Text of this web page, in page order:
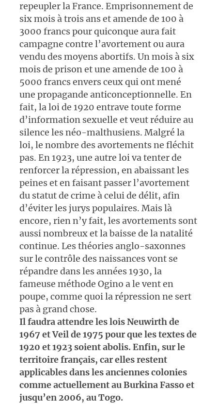
repeupler la France. Emprisonnement de
six mois à trois ans et amende de 100 à
3000 francs pour quiconque aura fait
campagne contre l’avortement ou aura
vendu des moyens abortifs. Un mois à six
mois de prison et une amende de 100 à
5000 francs envers ceux qui ont mené
une propagande anticonceptionnelle. En
fait, la loi de 1920 entrave toute forme
d’information sexuelle et veut réduire au
silence les néo-malthusiens. Malgré la
loi, le nombre des avortements ne fléchit
pas. En 1923, une autre loi va tenter de
renforcer la répression, en abaissant les
peines et en faisant passer l’avortement
du statut de crime à celui de délit, afin
d’éviter les jurys populaires. Mais là
encore, rien n’y fait, les avortements sont
aussi nombreux et la baisse de la natalité
continue. Les théories anglo-saxonnes
sur le contrôle des naissances vont se
répandre dans les années 1930, la
fameuse méthode Ogino a le vent en
poupe, comme quoi la répression ne sert
pas à grand chose.
Il faudra attendre les lois Neuwirth de
1967 et Veil de 1975 pour que les textes de
1920 et 1923 soient abolis. Enfin, sur le
territoire français, car elles restent
applicables dans les anciennes colonies
comme actuellement au Burkina Fasso et
jusqu’en 2006, au Togo.